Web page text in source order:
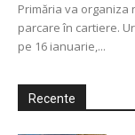
Primăria va organiza
parcare în cartiere.
pe 16 ianuarie,...
Recente